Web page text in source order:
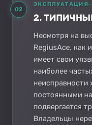
02
ЭКСПЛУАТАЦИЯ
2.
Несмотря на
RegiusAce, как
имеет свои
наиболее
неисправности
постоянными
подвергается
Владельцы